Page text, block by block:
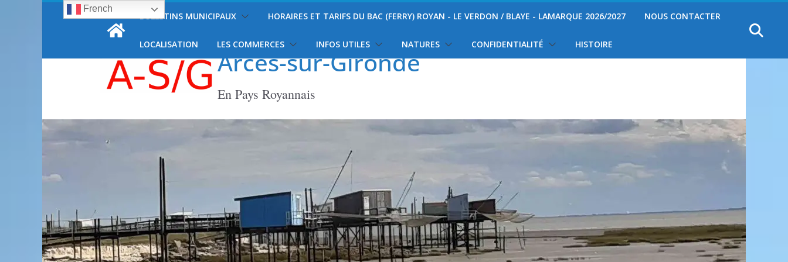
Passersamedi, 8 août, 2026
Arces-sur-Gironde
En Pays Royannais
BULLETINS MUNICIPAUX HORAIRES ET TARIFS DU BAC (FERRY) ROYAN - LE VERDON / BLAYE - LAMARQUE 2026/2027 NOUS CONTACTER
LOCALISATION LES COMMERCES INFOS UTILES NATURES CONFIDENTIALITÉ HISTOIRE
French